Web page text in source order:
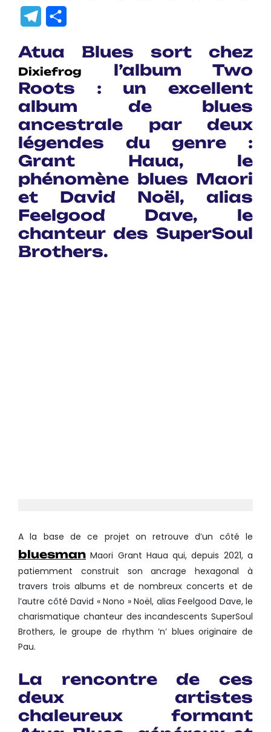
Link
Telegram
Atua Blues sort chez
Dixiefrog
l’album Two
Roots : un excellent
album de blues
ancestrale par deux
légendes du genre :
Grant Haua, le
phénomène blues Maori
et David Noël, alias
Feelgood Dave, le
chanteur des SuperSoul
Brothers.
A la base de ce projet on retrouve d’un côté le
bluesman Maori Grant Haua qui, depuis 2021, a
patiemment construit son ancrage hexagonal à
travers trois albums et de nombreux concerts et de
l’autre côté David « Nono » Noël, alias Feelgood Dave, le
charismatique chanteur des incandescents SuperSoul
Brothers, le groupe de rhythm ‘n’ blues originaire de
Pau.
La rencontre de ces
deux artistes
chaleureux formant